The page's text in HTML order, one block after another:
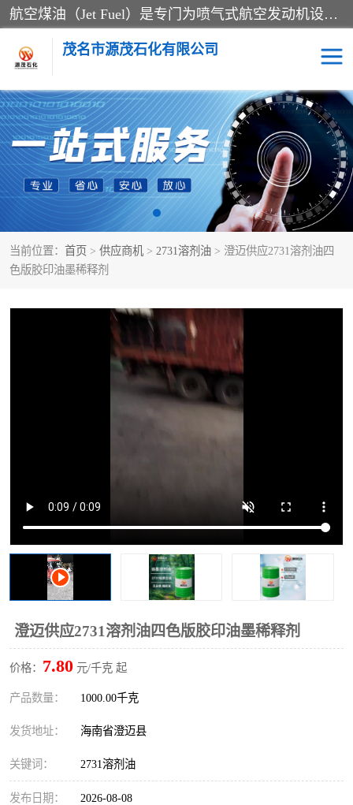
航空煤油（Jet Fuel）是专门为喷气式航空发动机设计的高纯度燃料，主要分为Jet A、Jet A-1和Jet B等类型。其特点是闪点高、低温流动性好，并添加了抗静电剂和抗氧化剂以确保飞行安全。航空煤油需
茂名市源茂石化有限公司
当前位置： 首页 > 供应商机 > 2731溶剂油 > 澄迈供应2731溶剂油四
色版胶印油墨稀释剂
澄迈供应2731溶剂油四色版胶印油墨稀释剂
价格： 7.80 元/千克 起
产品数量： 1000.00千克
发货地址： 海南省澄迈县
关键词： 2731溶剂油
发布日期： 2026-08-08
RP3航空煤油 D20+D30溶剂油
D40+D60溶剂油 D80+D100溶剂油
6号+120号溶剂油 260号溶剂油
异构烷烃 天然乳胶
26+32号化妆级白油 46+68号化妆级白油